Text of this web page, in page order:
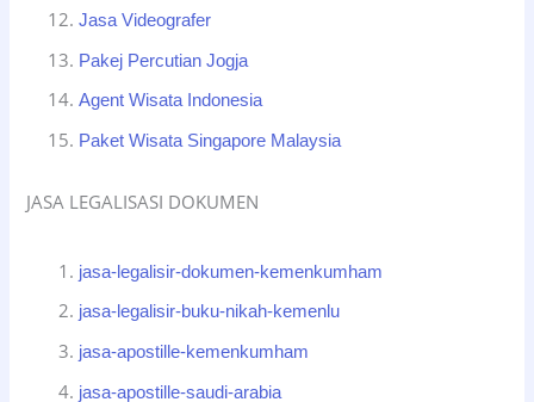
Jasa Videografer
Pakej Percutian Jogja
Agent Wisata Indonesia
Paket Wisata Singapore Malaysia
JASA LEGALISASI DOKUMEN
jasa-legalisir-dokumen-kemenkumham
jasa-legalisir-buku-nikah-kemenlu
jasa-apostille-kemenkumham
jasa-apostille-saudi-arabia